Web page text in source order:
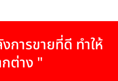
การขายที่ดี ทำให้
ต่าง "